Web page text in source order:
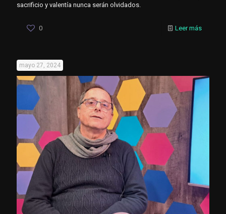
sacrificio y valentía nunca serán olvidados.
0 Leer más
mayo 27, 2024